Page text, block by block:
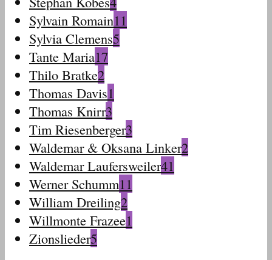
Sylvain Romain11
Sylvia Clemens5
Tante Maria17
Thilo Bratke2
Thomas Davis1
Thomas Knirr3
Tim Riesenberger3
Waldemar & Oksana Linker2
Waldemar Laufersweiler41
Werner Schumm11
William Dreiling2
Willmonte Frazee1
Zionslieder5